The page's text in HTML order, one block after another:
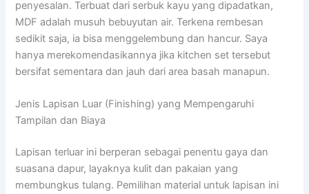
penyesalan. Terbuat dari serbuk kayu yang dipadatkan,
MDF adalah musuh bebuyutan air. Terkena rembesan
sedikit saja, ia bisa menggelembung dan hancur. Saya
hanya merekomendasikannya jika kitchen set tersebut
bersifat sementara dan jauh dari area basah manapun.
Jenis Lapisan Luar (Finishing) yang Mempengaruhi
Tampilan dan Biaya
Lapisan terluar ini berperan sebagai penentu gaya dan
suasana dapur, layaknya kulit dan pakaian yang
membungkus tulang. Pemilihan material untuk lapisan ini